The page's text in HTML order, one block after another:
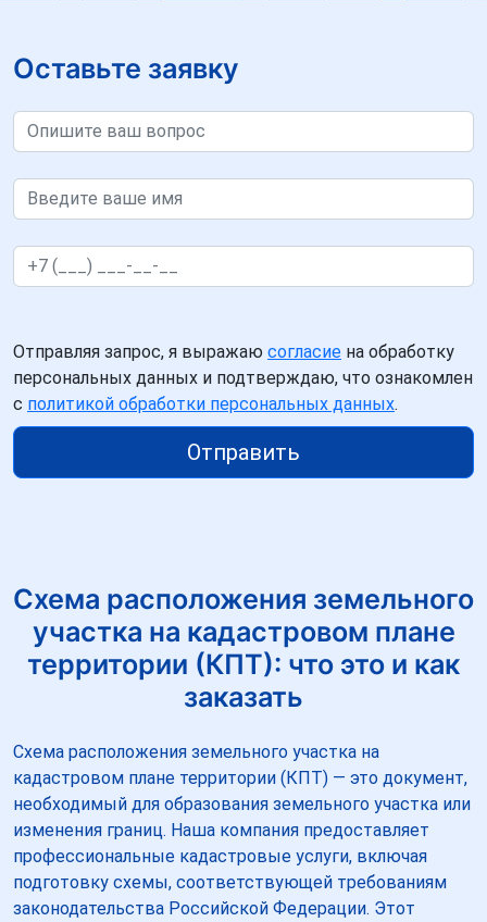
Оставьте заявку
Отправляя запрос, я выражаю согласие на обработку
персональных данных и подтверждаю, что ознакомлен
с политикой обработки персональных данных.
Отправить
Схема расположения земельного
участка на кадастровом плане
территории (КПТ): что это и как
заказать
Схема расположения земельного участка на
кадастровом плане территории (КПТ) — это документ,
необходимый для образования земельного участка или
изменения границ. Наша компания предоставляет
профессиональные кадастровые услуги, включая
подготовку схемы, соответствующей требованиям
законодательства Российской Федерации. Этот